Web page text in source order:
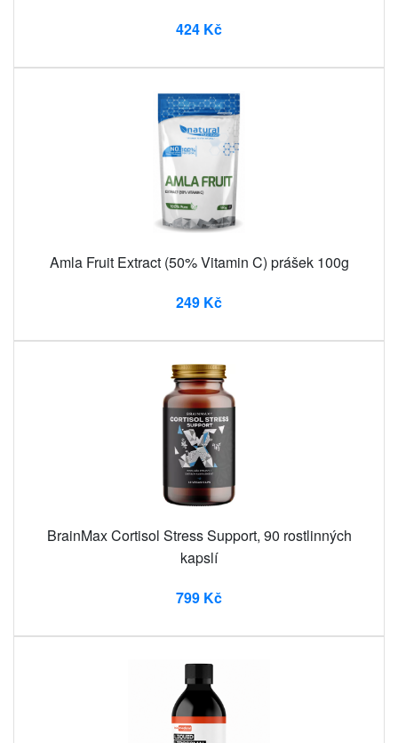
424 Kč
Amla Fruit Extract (50% Vitamin C) prášek 100g
249 Kč
BrainMax Cortisol Stress Support, 90 rostlinných
kapslí
799 Kč